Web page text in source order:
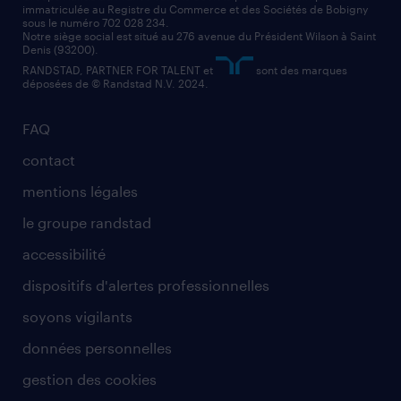
comptable
FAQ
contact
mentions légales
le groupe randstad
accessibilité
dispositifs d'alertes professionnelles
soyons vigilants
données personnelles
gestion des cookies
immatriculée au Registre du Commerce et des Sociétés de Bobigny
sous le numéro 702 028 234.
Notre siège social est situé au 276 avenue du Président Wilson à Saint
Denis (93200).
RANDSTAD, PARTNER FOR TALENT et
sont des marques
déposées de © Randstad N.V. 2024.